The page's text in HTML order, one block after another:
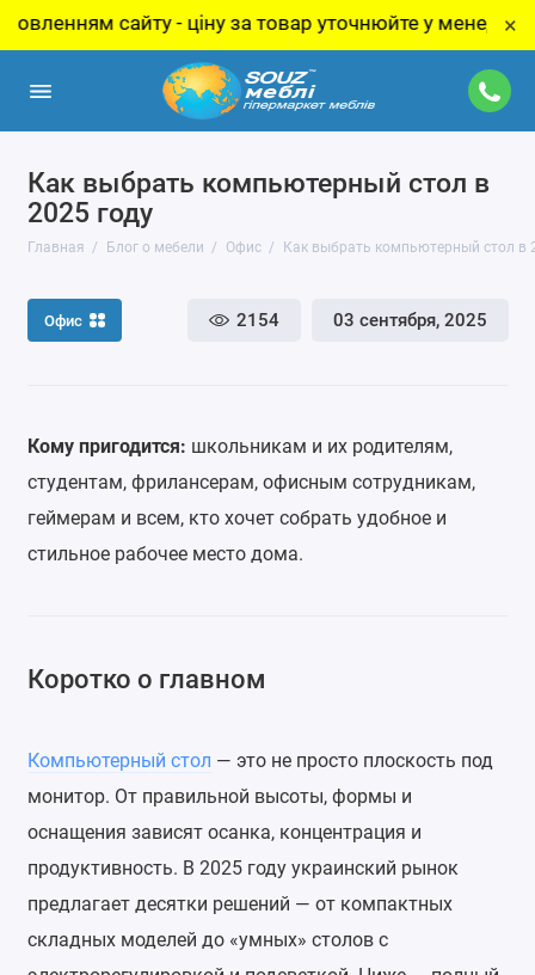
уточнюйте у менеджера! Розпродаж
×
Как выбрать компьютерный стол в
2025 году
Главная Блог о мебели Офис Как выбрать компьютерный стол в
Офис 2154 03 сентября, 2025
Кому пригодится: школьникам и их родителям,
студентам, фрилансерам, офисным сотрудникам,
геймерам и всем, кто хочет собрать удобное и
стильное рабочее место дома.
Коротко о главном
Компьютерный стол — это не просто плоскость под
монитор. От правильной высоты, формы и
оснащения зависят осанка, концентрация и
продуктивность. В 2025 году украинский рынок
предлагает десятки решений — от компактных
складных моделей до «умных» столов с